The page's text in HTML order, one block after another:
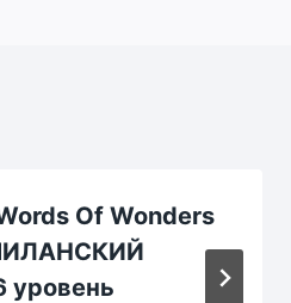
Of Wonders
уровень